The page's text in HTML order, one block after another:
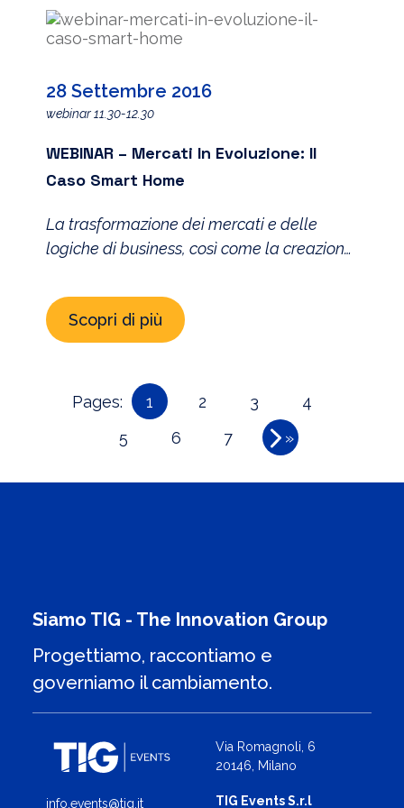
cambiano la produzione di beni e servizi, il
modo di lavorare all’interno e le modalità
28 Settembre 2016
webinar 11.30-12.30
WEBINAR – Mercati In Evoluzione: Il
Caso Smart Home
La trasformazione dei mercati e delle
logiche di business, così come la creazione
al centro del webinar della serie 2016
dell’IoT Leadership Program di The
Innovation Group. Il webinar dal titolo
si concentrerà in particolare sul tema della
creazione di […]
Scopri di più
Pages: 1 2 3
4
5
6 7 »
Siamo TIG - The Innovation Group
Progettiamo, raccontiamo e
governiamo il cambiamento.
info.events@tig.it
Via Romagnoli, 6
20146, Milano
TIG Events S.r.l